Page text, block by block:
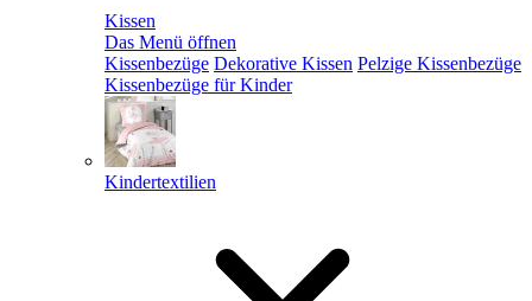
Kissen
Das Menü öffnen
Kissenbezüge Dekorative Kissen Pelzige Kissenbezüge
Kissenbezüge für Kinder
Kindertextilien